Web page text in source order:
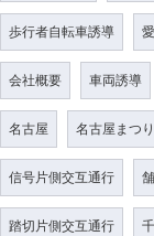
歩行者自転車誘導
会社概要 車両誘導
名古屋 名古屋まつり
信号片側交互通行
踏切片側交互通行